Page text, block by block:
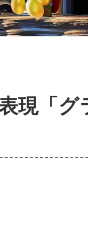
現「グ